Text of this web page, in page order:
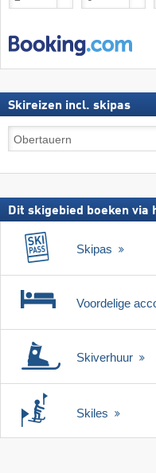
Skireizen incl. skipas
Skireizen
incl.
Dit skigebied boeken via
Skipas
Voordelige
Skiverhuur
Skiles